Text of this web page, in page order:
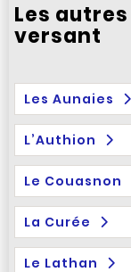
Les
versant
Les Aunaies
L’Authion
Le Couasnon
La Curée
Le Lathan